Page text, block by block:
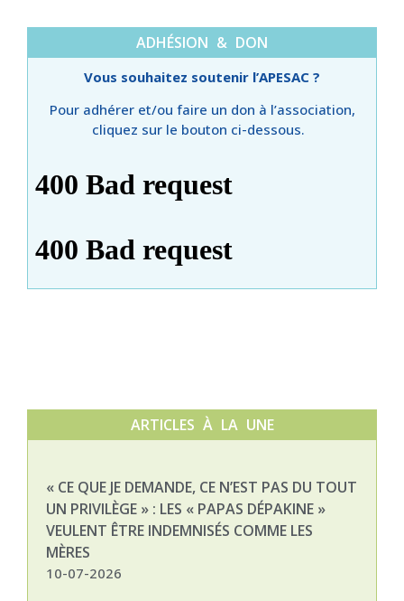
ADHÉSION & DON
Vous souhaitez soutenir l’APESAC ?
Pour adhérer et/ou faire un don à l’association,
cliquez sur le bouton ci-dessous.
ARTICLES À LA UNE
« CE QUE JE DEMANDE, CE N’EST PAS DU TOUT
UN PRIVILÈGE » : LES « PAPAS DÉPAKINE »
VEULENT ÊTRE INDEMNISÉS COMME LES
MÈRES
10-07-2026